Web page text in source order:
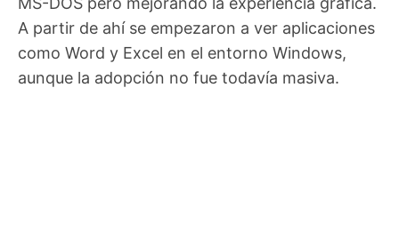
A partir de ahí se empezaron a ver aplicaciones
como Word y Excel en el entorno Windows,
aunque la adopción no fue todavía masiva.